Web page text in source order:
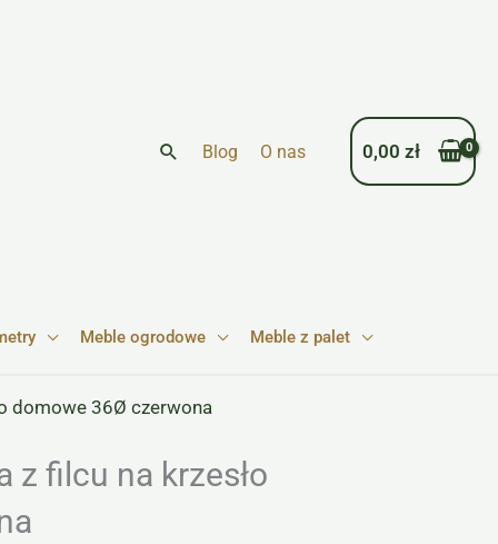
SzukajBlog O nas 0,00 zł
Meble ogrodowe Meble z palet
domowe 36Ø czerwona
z filcu na krzesło